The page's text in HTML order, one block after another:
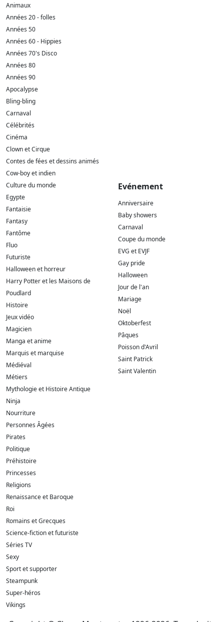
Animaux
Années 20 - folles
Années 50
Années 60 - Hippies
Années 70's Disco
Années 80
Années 90
Apocalypse
Bling-bling
Carnaval
Célébrités
Cinéma
Clown et Cirque
Contes de fées et dessins animés
Cow-boy et indien
Culture du monde
Egypte
Fantaisie
Fantasy
Fantôme
Fluo
Futuriste
Halloween et horreur
Harry Potter et les Maisons de
Poudlard
Histoire
Jeux vidéo
Magicien
Manga et anime
Marquis et marquise
Médiéval
Métiers
Mythologie et Histoire Antique
Ninja
Nourriture
Personnes Âgées
Pirates
Politique
Préhistoire
Princesses
Religions
Renaissance et Baroque
Roi
Romains et Grecques
Science-fiction et futuriste
Séries TV
Sexy
Sport et supporter
Steampunk
Super-héros
Vikings
Evénement
Anniversaire
Baby showers
Carnaval
Coupe du monde
EVG et EVJF
Gay pride
Halloween
Jour de l'an
Mariage
Noël
Oktoberfest
Pâques
Poisson d'Avril
Saint Patrick
Saint Valentin